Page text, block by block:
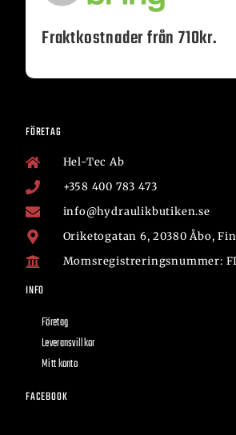
Fraktkostnader från 710kr.
FÖRETAG
Hel-Tec Ab
+358 400 783 473
info@hydraulikbutiken.se
Oriketogatan 6, 20380 Åbo,
Momsregistreringsnummer:
INFO
Företag
Leveransvillkor
Mitt konto
FACEBOOK